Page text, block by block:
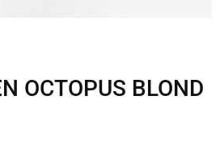
OCTOPUS BLOND